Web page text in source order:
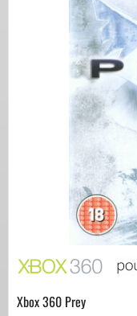
Xbox 360 Prey